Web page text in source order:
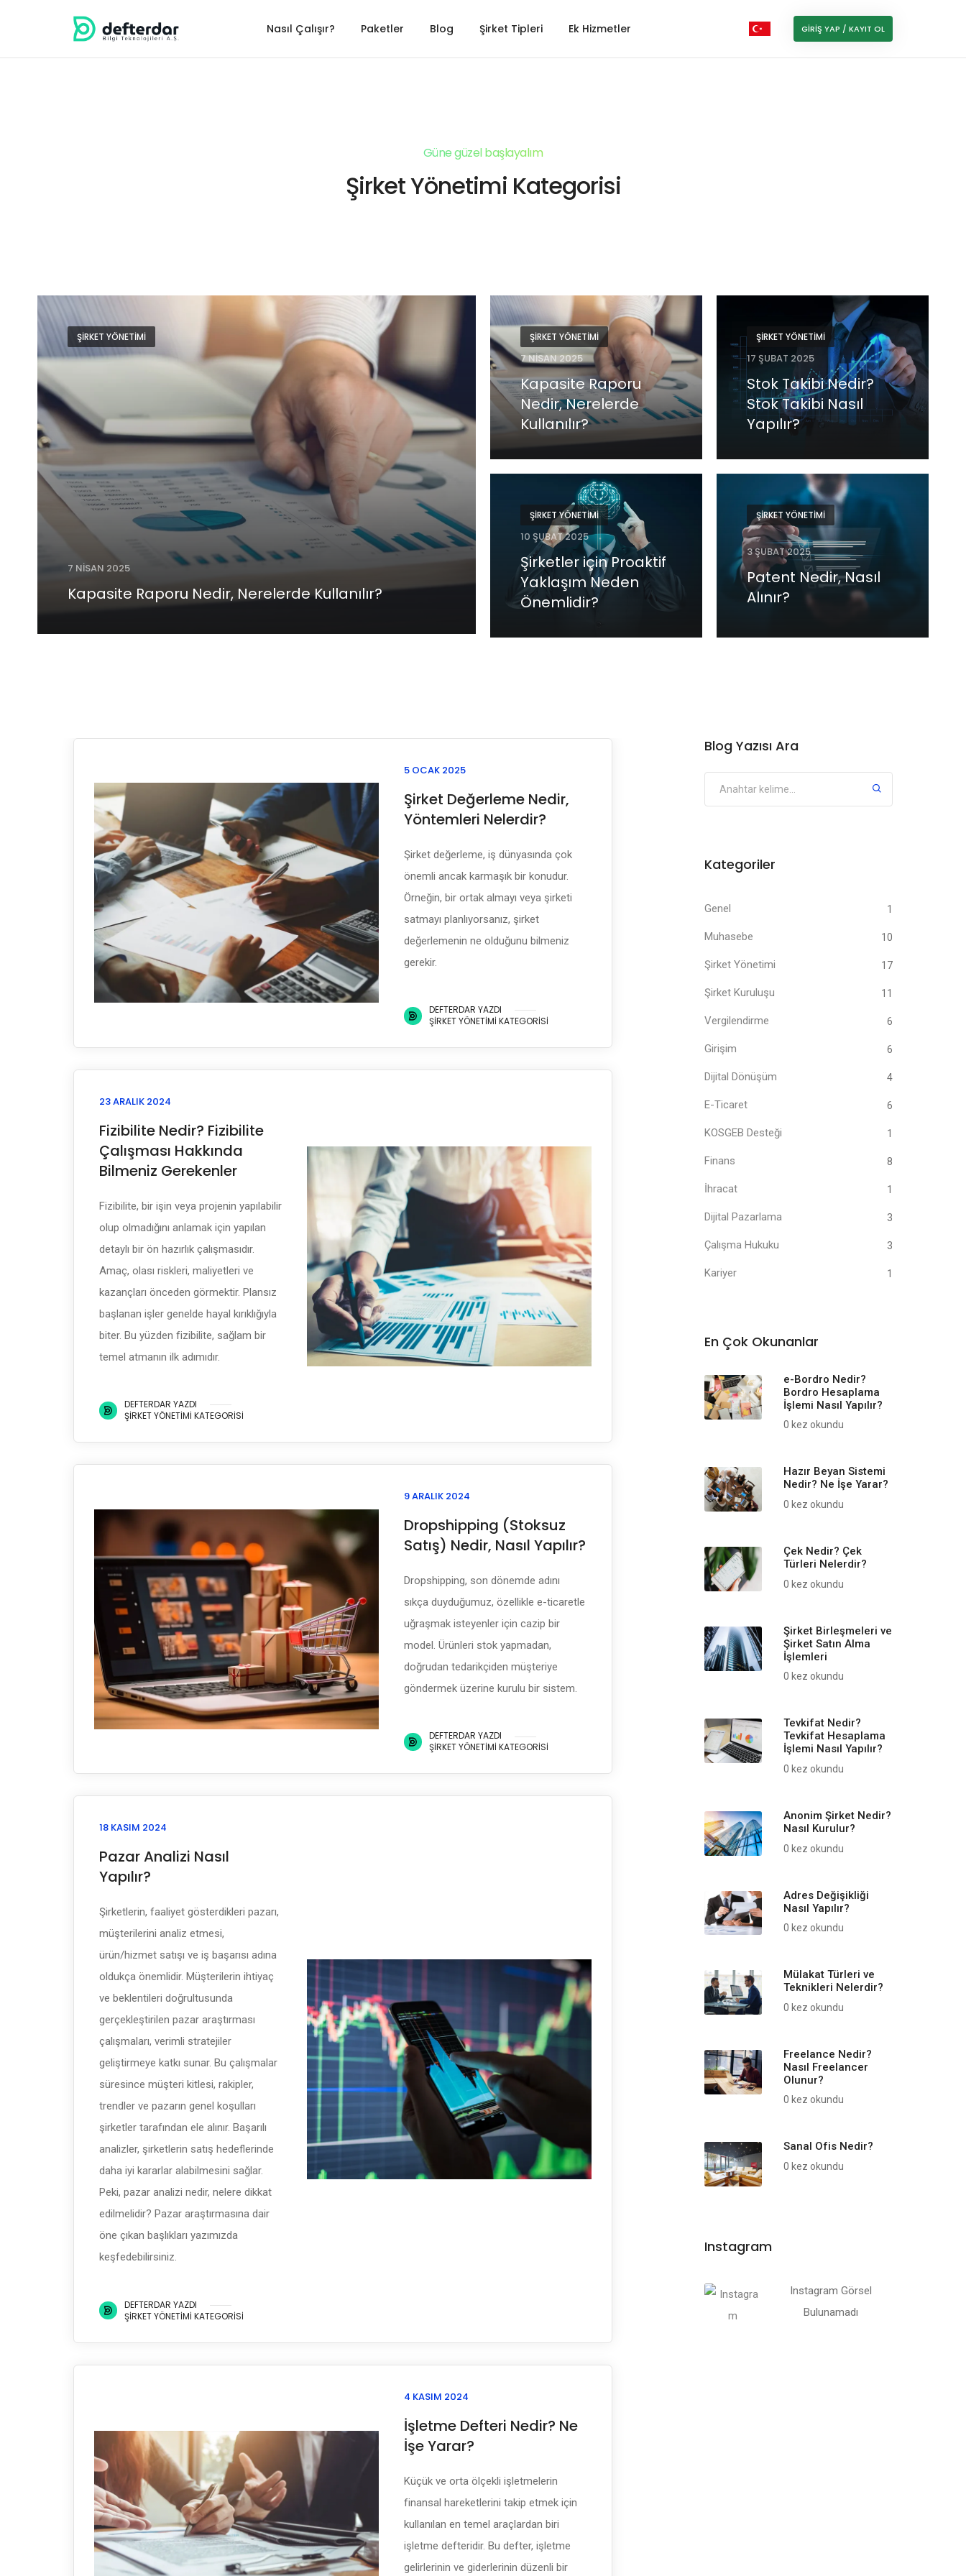
Nasıl Çalışır? Paketler Blog Şirket Tipleri Ek Hizmetler GIRIŞ YAP / KAYIT OL
Güne güzel başlayalım
Şirket Yönetimi Kategorisi
ŞIRKET YÖNETIMI
7 NISAN 2025
Kapasite Raporu Nedir, Nerelerde Kullanılır?
ŞIRKET YÖNETIMI
7 NISAN 2025
Kapasite Raporu
Nedir, Nerelerde
Kullanılır?
ŞIRKET YÖNETIMI
17 ŞUBAT 2025
Stok Takibi Nedir?
Stok Takibi Nasıl
Yapılır?
ŞIRKET YÖNETIMI
10 ŞUBAT 2025
Şirketler için Proaktif
Yaklaşım Neden
Önemlidir?
ŞIRKET YÖNETIMI
3 ŞUBAT 2025
Patent Nedir, Nasıl
Alınır?
5 OCAK 2025
Şirket Değerleme Nedir,
Yöntemleri Nelerdir?
Şirket değerleme, iş dünyasında çok
önemli ancak karmaşık bir konudur.
Örneğin, bir ortak almayı veya şirketi
satmayı planlıyorsanız, şirket
değerlemenin ne olduğunu bilmeniz
gerekir.
DEFTERDAR YAZDI
ŞIRKET YÖNETIMI KATEGORISI
23 ARALIK 2024
Fizibilite Nedir? Fizibilite
Çalışması Hakkında
Bilmeniz Gerekenler
Fizibilite, bir işin veya projenin yapılabilir
olup olmadığını anlamak için yapılan
detaylı bir ön hazırlık çalışmasıdır.
Amaç, olası riskleri, maliyetleri ve
kazançları önceden görmektir. Plansız
başlanan işler genelde hayal kırıklığıyla
biter. Bu yüzden fizibilite, sağlam bir
temel atmanın ilk adımıdır.
DEFTERDAR YAZDI
ŞIRKET YÖNETIMI KATEGORISI
9 ARALIK 2024
Dropshipping (Stoksuz
Satış) Nedir, Nasıl Yapılır?
Dropshipping, son dönemde adını
sıkça duyduğumuz, özellikle e-ticaretle
uğraşmak isteyenler için cazip bir
model. Ürünleri stok yapmadan,
doğrudan tedarikçiden müşteriye
göndermek üzerine kurulu bir sistem.
DEFTERDAR YAZDI
ŞIRKET YÖNETIMI KATEGORISI
18 KASIM 2024
Pazar Analizi Nasıl
Yapılır?
Şirketlerin, faaliyet gösterdikleri pazarı,
müşterilerini analiz etmesi,
ürün/hizmet satışı ve iş başarısı adına
oldukça önemlidir. Müşterilerin ihtiyaç
ve beklentileri doğrultusunda
gerçekleştirilen pazar araştırması
çalışmaları, verimli stratejiler
geliştirmeye katkı sunar. Bu çalışmalar
süresince müşteri kitlesi, rakipler,
trendler ve pazarın genel koşulları
şirketler tarafından ele alınır. Başarılı
analizler, şirketlerin satış hedeflerinde
daha iyi kararlar alabilmesini sağlar.
Peki, pazar analizi nedir, nelere dikkat
edilmelidir? Pazar araştırmasına dair
öne çıkan başlıkları yazımızda
keşfedebilirsiniz.
DEFTERDAR YAZDI
ŞIRKET YÖNETIMI KATEGORISI
4 KASIM 2024
İşletme Defteri Nedir? Ne
İşe Yarar?
Küçük ve orta ölçekli işletmelerin
finansal hareketlerini takip etmek için
kullanılan en temel araçlardan biri
işletme defteridir. Bu defter, işletme
gelirlerinin ve giderlerinin düzenli bir
Blog Yazısı Ara
Kategoriler
Genel 1
Muhasebe 10
Şirket Yönetimi 17
Şirket Kuruluşu 11
Vergilendirme 6
Girişim 6
Dijital Dönüşüm 4
E-Ticaret 6
KOSGEB Desteği 1
Finans 8
İhracat 1
Dijital Pazarlama 3
Çalışma Hukuku 3
Kariyer 1
En Çok Okunanlar
e-Bordro Nedir?
Bordro Hesaplama
İşlemi Nasıl Yapılır?
0 kez okundu
Hazır Beyan Sistemi
Nedir? Ne İşe Yarar?
0 kez okundu
Çek Nedir? Çek
Türleri Nelerdir?
0 kez okundu
Şirket Birleşmeleri ve
Şirket Satın Alma
İşlemleri
0 kez okundu
Tevkifat Nedir?
Tevkifat Hesaplama
İşlemi Nasıl Yapılır?
0 kez okundu
Anonim Şirket Nedir?
Nasıl Kurulur?
0 kez okundu
Adres Değişikliği
Nasıl Yapılır?
0 kez okundu
Mülakat Türleri ve
Teknikleri Nelerdir?
0 kez okundu
Freelance Nedir?
Nasıl Freelancer
Olunur?
0 kez okundu
Sanal Ofis Nedir?
0 kez okundu
Instagram
Instagram Görsel
Bulunamadı